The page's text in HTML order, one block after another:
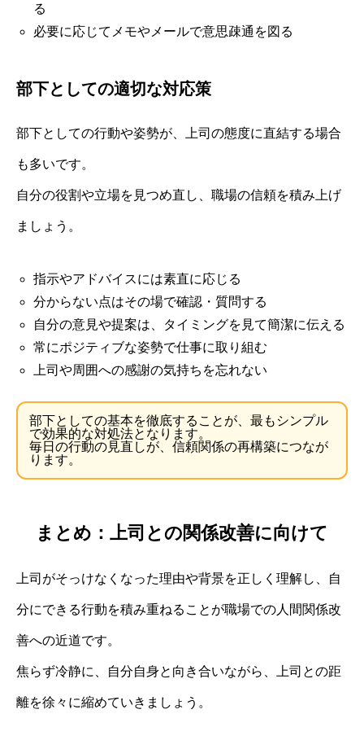
る
必要に応じてメモやメールで意思疎通を図る
部下としての適切な対応策
部下としての行動や姿勢が、上司の態度に直結する場合
も多いです。
自分の役割や立場を見つめ直し、職場の信頼を積み上げ
ましょう。
指示やアドバイスには素直に応じる
分からない点はその場で確認・質問する
自分の意見や提案は、タイミングを見て簡潔に伝える
常にポジティブな姿勢で仕事に取り組む
上司や周囲への感謝の気持ちを忘れない
部下としての基本を徹底することが、最もシンプル
で効果的な対処法となります。
毎日の行動の見直しが、信頼関係の再構築につなが
ります。
まとめ：上司との関係改善に向けて
上司がそっけなくなった理由や背景を正しく理解し、自
分にできる行動を積み重ねることが職場での人間関係改
善への近道です。
焦らず冷静に、自分自身と向き合いながら、上司との距
離を徐々に縮めていきましょう。